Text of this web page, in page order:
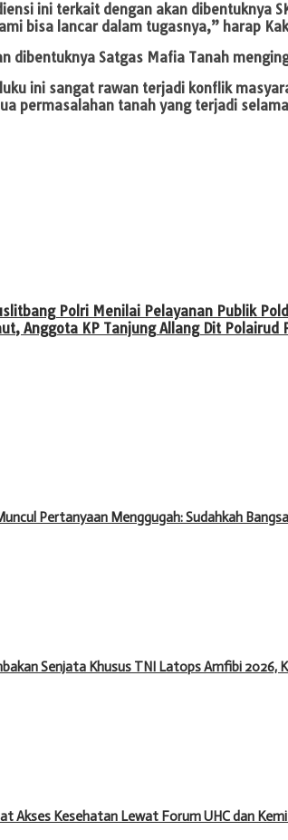
ini terkait dengan akan dibentuknya
bisa lancar dalam tugasnya,” harap
dibentuknya Satgas Mafia Tanah
ini sangat rawan terjadi konflik
permasalahan tanah yang terjadi
Polri Menilai Pelayanan Publik
Anggota KP Tanjung Allang Dit
Pertanyaan Menggugah: Sudahkah
Senjata Khusus TNI Latops Amfibi 2026,
Akses Kesehatan Lewat Forum UHC dan